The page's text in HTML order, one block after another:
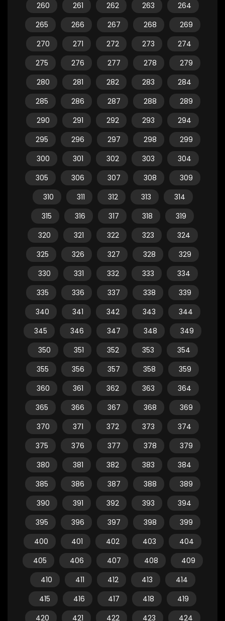
260
261 262 263
264
265
266 267 268
269
270
271 272 273
274
275
276 277 278
279
280
281 282 283
284
285
286 287 288
289
290
291 292 293
294
295
296 297 298
299
300
301 302 303
304
305
306 307 308
309
310
311 312 313
314
315
316 317 318
319
320
321 322 323
324
325
326 327 328
329
330
331 332 333
334
335
336 337 338
339
340
341 342 343
344
345
346 347 348
349
350
351 352 353
354
355
356 357 358
359
360
361 362 363
364
365
366 367 368
369
370
371 372 373
374
375
376 377 378
379
380
381 382 383
384
385
386 387 388
389
390
391 392 393
394
395
396 397 398
399
400
401 402 403
404
405
406 407 408
409
410
411 412 413
414
415
416 417 418
419
420
421 422 423 424